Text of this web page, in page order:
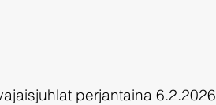
perjantaina 6.2.2026